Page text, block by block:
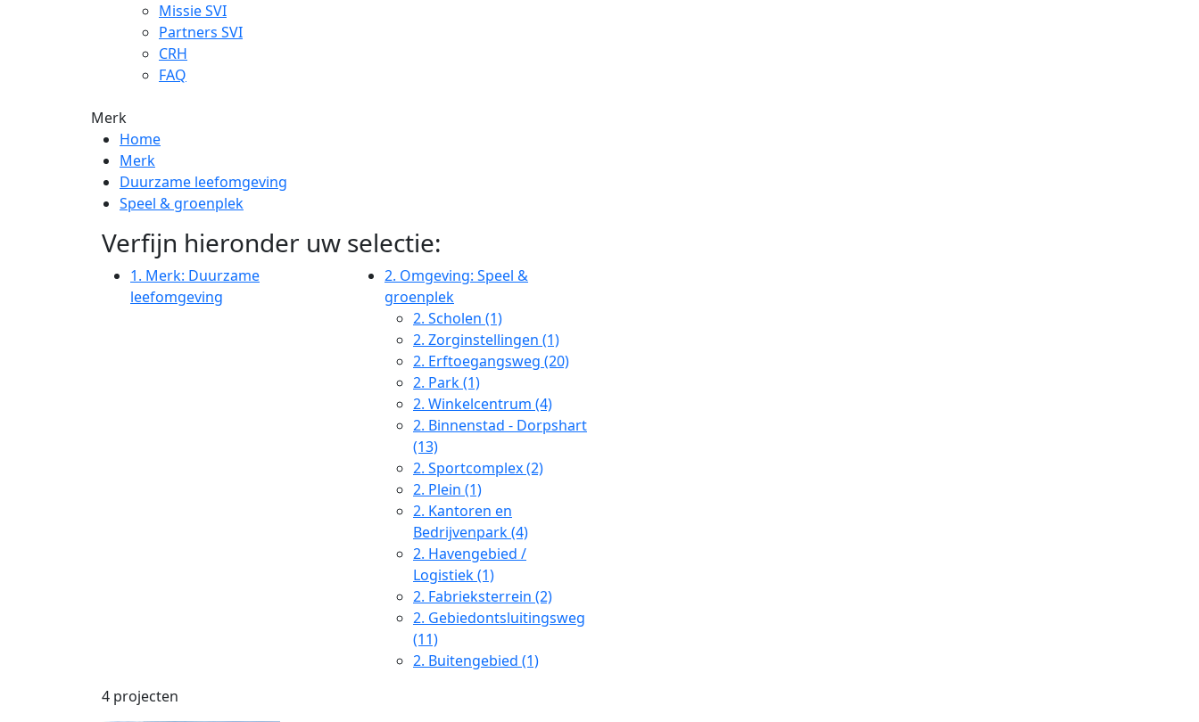
Missie SVI
Partners SVI
CRH
FAQ
Merk
Home
Merk
Duurzame leefomgeving
Speel & groenplek
Verfijn hieronder uw selectie:
1. Merk: Duurzame
leefomgeving
2. Omgeving: Speel &
groenplek
2. Scholen (1)
2. Zorginstellingen (1)
2. Erftoegangsweg (20)
2. Park (1)
2. Winkelcentrum (4)
2. Binnenstad - Dorpshart
(13)
2. Sportcomplex (2)
2. Plein (1)
2. Kantoren en
Bedrijvenpark (4)
2. Havengebied /
Logistiek (1)
2. Fabrieksterrein (2)
2. Gebiedontsluitingsweg
(11)
2. Buitengebied (1)
4 projecten